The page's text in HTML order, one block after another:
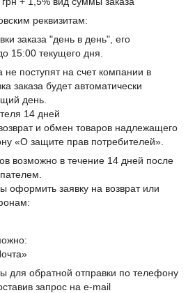
реквизитам:
заказа "день в день", его
15:00 текущего дня.
не поступят на счет компании в
заказа будет автоматически
день.
14 дней
и обмен товаров надлежащего
«О защите прав потребителей».
возможно в течение 14 дней после
оформить заявку на возврат или
для обратной отправки по телефону
запрос на e-mail